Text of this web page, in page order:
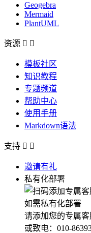
Geogebra
Mermaid
PlantUML
资源  
模板社区
知识教程
专题频道
帮助中心
使用手册
Markdown语法
支持  
邀请有礼
私有化部署
如需私有化部署
请添加您的专属客
或致电：010-